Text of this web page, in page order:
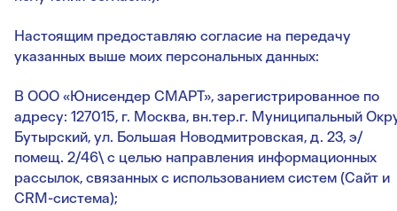
Настоящим предоставляю согласие на передачу
указанных выше моих персональных данных:
В ООО «Юнисендер СМАРТ», зарегистрированное по
адресу: 127015, г. Москва, вн.тер.г. Муниципальный
Бутырский, ул. Большая Новодмитровская, д. 23, э/
помещ. 2/46\ с целью направления информационных
рассылок, связанных с использованием систем (Сайт и
CRM-система);